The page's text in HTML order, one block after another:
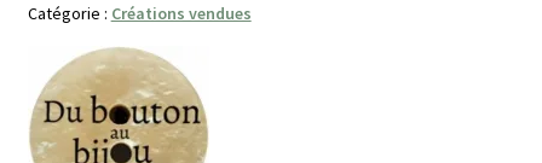
Catégorie : Créations vendues